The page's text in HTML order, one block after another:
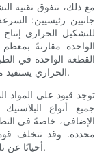
مع ذلك، تتفوق تقنية
جانبين رئيسيين:
للتشكيل الحراري
الواحدة مقارنةً بمعظم
القطعة الواحدة في
الحراري يستفيد من وفورات الحجم بمجرد تجهيز الأدوات اللازمة.
توجد قيود على المواد
جميع أنواع
الإضافي، خاصةً في
محددة. وقد تتخلف
أحيانًا عن تلك التي تحققها الأجزاء المشكلة حراريًا بسهولة.